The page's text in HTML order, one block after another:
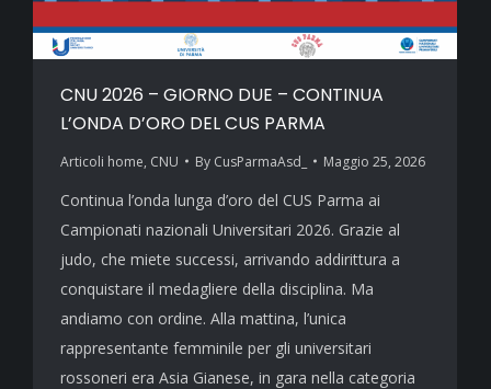
CNU 2026 – GIORNO DUE – CONTINUA
L’ONDA D’ORO DEL CUS PARMA
Articoli home, CNU By CusParmaAsd_ Maggio 25, 2026
Continua l’onda lunga d’oro del CUS Parma ai
Campionati nazionali Universitari 2026. Grazie al
judo, che miete successi, arrivando addirittura a
conquistare il medagliere della disciplina. Ma
andiamo con ordine. Alla mattina, l’unica
rappresentante femminile per gli universitari
rossoneri era Asia Gianese, in gara nella categoria